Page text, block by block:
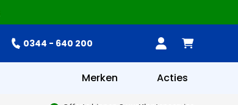
0344 - 640 200
Merken Acties